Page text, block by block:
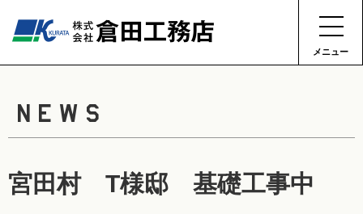
メニュー
NEWS
宮田村 T様邸 基礎工事中